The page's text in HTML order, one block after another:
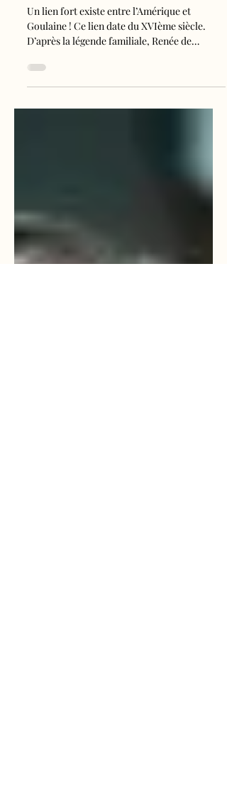
carolinelecesne8
20 sept. 2023
1 min de lecture
L’Amérique à Goulaine
Un lien fort existe entre l’Amérique et
Goulaine ! Ce lien date du XVIème siècle.